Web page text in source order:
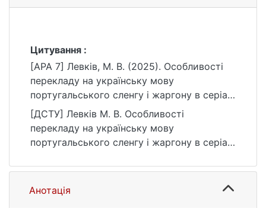
Цитування :
[APA 7] Левків, М. В. (2025). Особливості
перекладу на українську мову
португальського сленгу і жаргону в серіалі
«Місто бога: боротьба триває»
[Магістерська робота, Київський
національний університет імені Тараса
Шевченка]. eKNUTSHIR.
https://ir.library.knu.ua/handle/15071834/655
[ДСТУ] Левків М. В. Особливості
перекладу на українську мову
португальського сленгу і жаргону в серіалі
кваліфікаційна робота магістра : 035
Філологія / наук. кер. А. В. Бережний. Київ,
2025. URL:
Анотація